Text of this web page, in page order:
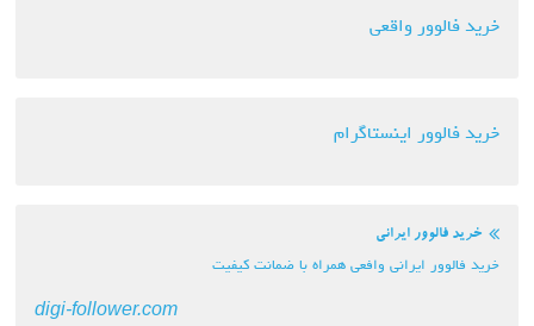
خرید فالوور واقعی
خرید فالوور اینستاگرام
خرید فالوور ایرانی
خرید فالوور ایرانی وافعی همراه با ضمانت کیفیت
digi-follower.com